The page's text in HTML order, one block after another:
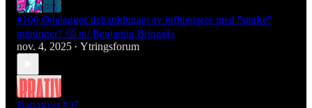
#100 Ødelegges debattklimaet av influensere med "sterke"
meninger? 🤔 m/ Benjamin Bringsås
nov. 4, 2025 • Ytringsforum
Narrativet #37